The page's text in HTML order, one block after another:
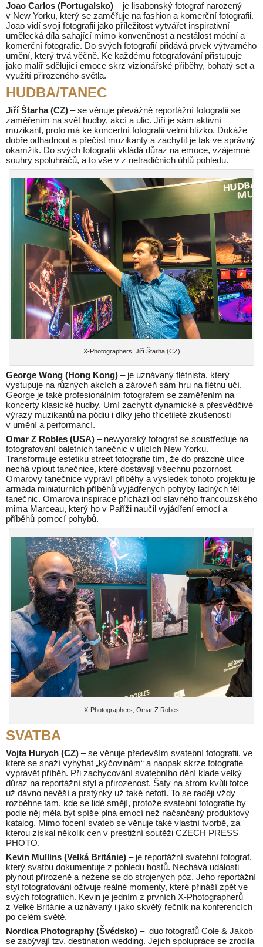
Joao Carlos (Portugalsko) – je lisabonský fotograf narozený
v New Yorku, který se zaměřuje na fashion a komerční fotografii.
Joao vidí svoji fotografii jako příležitost vytvářet inspirativní
umělecká díla sahající mimo konvenčnost a nestálost módní a
komerční fotografie. Do svých fotografií přidává prvek výtvarného
umění, který trvá věčně. Ke každému fotografování přistupuje
jako malíř sdělující emoce skrz vizionářské příběhy, bohatý set a
využití přirozeného světla.
HUDBA/TANEC
Jiří Štarha (CZ) – se věnuje převážně reportážní fotografii se
zaměřením na svět hudby, akcí a ulic. Jiří je sám aktivní
muzikant, proto má ke koncertní fotografii velmi blízko. Dokáže
dobře odhadnout a přečíst muzikanty a zachytit je tak ve správný
okamžik. Do svých fotografií vkládá důraz na emoce, vzájemné
souhry spoluhráčů, a to vše v z netradičních úhlů pohledu.
X-Photographers, Jiří Štarha (CZ)
George Wong (Hong Kong) – je uznávaný flétnista, který
vystupuje na různých akcích a zároveň sám hru na flétnu učí.
George je také profesionálním fotografem se zaměřením na
koncerty klasické hudby. Umí zachytit dynamické a přesvědčivé
výrazy muzikantů na pódiu i díky jeho třicetileté zkušenosti
v umění a performancí.
Omar Z Robles (USA) – newyorský fotograf se soustřeďuje na
fotografování baletních tanečnic v ulicích New Yorku.
Transformuje estetiku street fotografie tím, že do prázdné ulice
nechá vplout tanečnice, které dostávají všechnu pozornost.
Omarovy tanečnice vypráví příběhy a výsledek tohoto projektu je
armáda miniaturních příběhů vyjádřených pohyby ladných těl
tanečnic. Omarova inspirace přichází od slavného francouzského
mima Marceau, který ho v Paříži naučil vyjádření emocí a
příběhů pomocí pohybů.
X-Photographers, Omar Z Robes
SVATBA
Vojta Hurych (CZ) – se věnuje především svatební fotografii, ve
které se snaží vyhýbat „kýčovinám“ a naopak skrze fotografie
vyprávět příběh. Při zachycování svatebního dění klade velký
důraz na reportážní styl a přirozenost. Šaty na strom kvůli fotce
už dávno nevěší a prstýnky už také nefotí. To se raději vždy
rozběhne tam, kde se lidé smějí, protože svatební fotografie by
podle něj měla být spíše plná emocí než načančaný produktový
katalog. Mimo focení svateb se věnuje také vlastní tvorbě, za
kterou získal několik cen v prestižní soutěži CZECH PRESS
PHOTO.
Kevin Mullins (Velká Británie) – je reportážní svatební fotograf,
který svatbu dokumentuje z pohledu hostů. Nechává události
plynout přirozeně a nežene se do strojených póz. Jeho reportážní
styl fotografování oživuje reálné momenty, které přináší zpět ve
svých fotografiích. Kevin je jedním z prvních X-Photographerů
z Velké Británie a uznávaný i jako skvělý řečník na konferencích
po celém světě.
Nordica Photography (Švédsko) – duo fotografů Cole & Jakob
se zabývají tzv. destination wedding. Jejich spolupráce se zrodila